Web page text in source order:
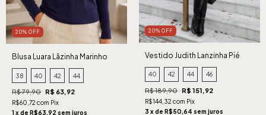
20% OFF
Blusa Luara Lãzinha Marinho
38 40 42 44
R$ 79,90 R$ 63,92
R$60,72 com Pix
1 x de R$63,92 sem juros
20% OFF
Vestido Judith Lanzinha Pié
Cinza
40 42 44 46
R$ 189,90 R$ 151,92
R$144,32 com Pix
3 x de R$50,64 sem juros